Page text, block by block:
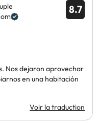
8.7
Nos dejaron aprovechar
en una habitación
Voir la traduction